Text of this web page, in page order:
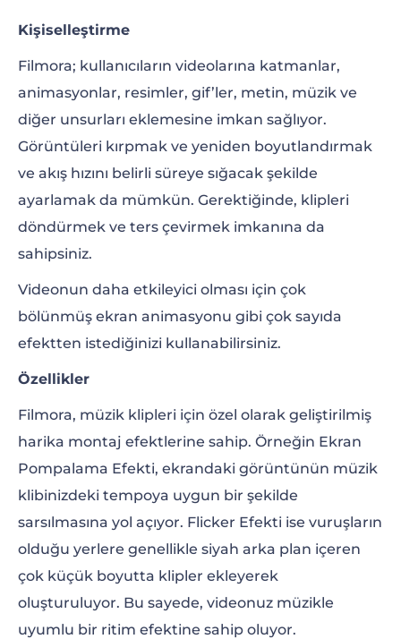
Kişiselleştirme
Filmora; kullanıcıların videolarına katmanlar,
animasyonlar, resimler, gif’ler, metin, müzik ve
diğer unsurları eklemesine imkan sağlıyor.
Görüntüleri kırpmak ve yeniden boyutlandırmak
ve akış hızını belirli süreye sığacak şekilde
ayarlamak da mümkün. Gerektiğinde, klipleri
döndürmek ve ters çevirmek imkanına da
sahipsiniz.
Videonun daha etkileyici olması için çok
bölünmüş ekran animasyonu gibi çok sayıda
efektten istediğinizi kullanabilirsiniz.
Özellikler
Filmora, müzik klipleri için özel olarak geliştirilmiş
harika montaj efektlerine sahip. Örneğin Ekran
Pompalama Efekti, ekrandaki görüntünün müzik
klibinizdeki tempoya uygun bir şekilde
sarsılmasına yol açıyor. Flicker Efekti ise vuruşların
olduğu yerlere genellikle siyah arka plan içeren
çok küçük boyutta klipler ekleyerek
oluşturuluyor. Bu sayede, videonuz müzikle
uyumlu bir ritim efektine sahip oluyor.